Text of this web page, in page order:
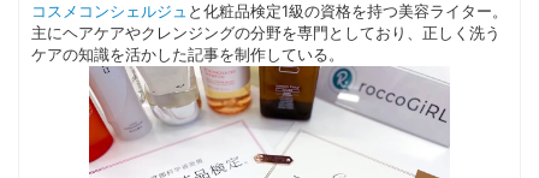
コスメコンシェルジュ と化粧品検定1級の資格を持つ美容ライター。
主にヘアケアやクレンジングの分野を専門としており、正しく洗う
ケアの知識を活かした記事を制作している。